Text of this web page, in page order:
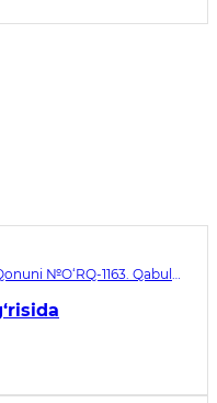
№O‘RQ-1163. Qabul